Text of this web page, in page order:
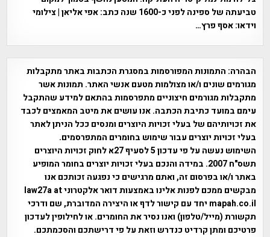
טביעתה של ספינה לפני כ-1600 שנה כתב: אפי אליאן | צילומי
וידאו: אסף פרץ…
הבהרה: התמונות המפורסמות במסגרת הכתבות באתר מתקבלות
מגורמים שונים ו/או מצולמות מטעם אנשי האתר. תמונות אשר
מתקבלות מגורמים חיצוניים מתפרסמות בהתאם למידע שהתקבל
עימם במועד כתיבת הכתבה. אנו עושים את מיטב המאמצים לכבד
את זכויותיהם של בעלי זכויות היוצרים ומנסים ככל הניתן לאתר
בעלי זכויות יוצרים עבור שימוש בחומרים המתפרסמים.
השימוש נעשה על פי עדכון 5 לסעיף 27א לחוק זכויות היוצרים
תשס"ח 2007. במידה והנכם בעלי זכויות יוצרים בחומר המופיע
באתר ו/או בפרסום זה, ואתם מרגישים כי נפגעה זכותכם אנו
מבקשים ממכם לפנות אלינו באמצעות דואר אלקטרוני law27a at
mapah.co.il יחד עם קישור לדף או היצירה המדוברת, שם ודרכי
תקשורת (מייל/טלפון) ואנו נסיר את החומרים. או לחילופין לעדכון
פרטיכם ומתן קרדיט כנדרש וזאת על פי דרישתכם והסכמתכם.